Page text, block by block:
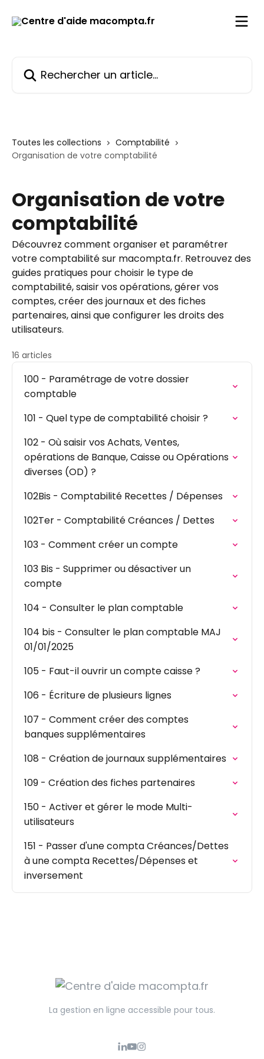
Toutes les collections
Comptabilité
Organisation de votre comptabilité
Organisation de votre
comptabilité
Découvrez comment organiser et paramétrer
votre comptabilité sur macompta.fr. Retrouvez des
guides pratiques pour choisir le type de
comptabilité, saisir vos opérations, gérer vos
comptes, créer des journaux et des fiches
partenaires, ainsi que configurer les droits des
utilisateurs.
16 articles
100 - Paramétrage de votre dossier
comptable
101 - Quel type de comptabilité choisir ?
102 - Où saisir vos Achats, Ventes,
opérations de Banque, Caisse ou Opérations
diverses (OD) ?
102Bis - Comptabilité Recettes / Dépenses
102Ter - Comptabilité Créances / Dettes
103 - Comment créer un compte
103 Bis - Supprimer ou désactiver un
compte
104 - Consulter le plan comptable
104 bis - Consulter le plan comptable MAJ
01/01/2025
105 - Faut-il ouvrir un compte caisse ?
106 - Écriture de plusieurs lignes
107 - Comment créer des comptes
banques supplémentaires
108 - Création de journaux supplémentaires
109 - Création des fiches partenaires
150 - Activer et gérer le mode Multi-
utilisateurs
151 - Passer d'une compta Créances/Dettes
à une compta Recettes/Dépenses et
inversement
La gestion en ligne accessible pour tous.